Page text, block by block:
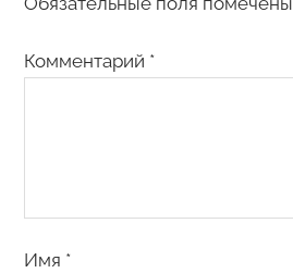
Комментарий *
Имя *